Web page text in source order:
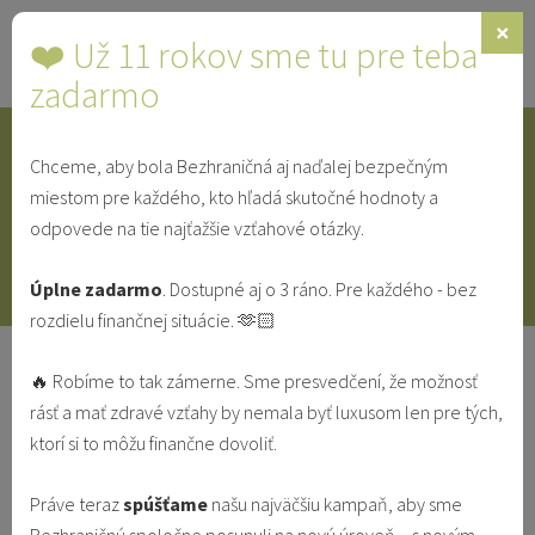
Toggle
IDENTITA SINGLE SVEDECTVÁ
Psychologička Kristína Poláková:
Pitie alkoholu sa niekedy v
spoločnosti tak zautomatizuje, že sa
len kráčajú s davom
❤️ Už 11 rokov sme tu pre teba
zadarmo
×
Chceme, aby bola Bezhraničná aj naďalej bezpečným
miestom pre každého, kto hľadá skutočné hodnoty a
odpovede na tie najťažšie vzťahové otázky.
Úplne zadarmo. Dostupné aj o 3 ráno. Pre každého - bez
rozdielu finančnej situácie. 🫶🏻
🔥 Robíme to tak zámerne. Sme presvedčení, že možnosť
rásť a mať zdravé vzťahy by nemala byť luxusom len pre tých,
ktorí si to môžu finančne dovoliť.
Práve terazspúšťame našu najväčšiu kampaň, aby sme